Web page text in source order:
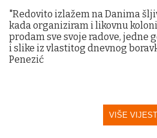
"Redovito izlažem na Danima
kada organiziram i likovnu
prodam sve svoje radove, jedne
i slike iz vlastitog dnevnog
Penezić
VIŠE VIJESTI